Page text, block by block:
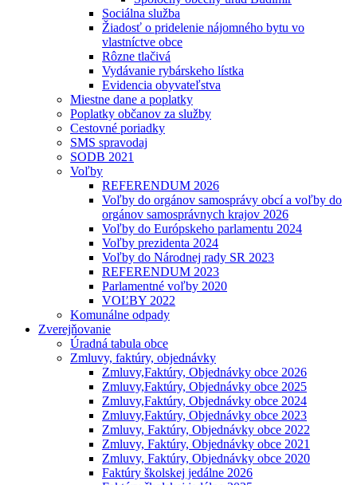
Sociálna služba
Žiadosť o pridelenie nájomného bytu vo
vlastníctve obce
Rôzne tlačivá
Vydávanie rybárskeho lístka
Evidencia obyvateľstva
Miestne dane a poplatky
Poplatky občanov za služby
Cestovné poriadky
SMS spravodaj
SODB 2021
Voľby
REFERENDUM 2026
Voľby do orgánov samosprávy obcí a voľby do
orgánov samosprávnych krajov 2026
Voľby do Európskeho parlamentu 2024
Voľby prezidenta 2024
Voľby do Národnej rady SR 2023
REFERENDUM 2023
Parlamentné voľby 2020
VOĽBY 2022
Komunálne odpady
Zverejňovanie
Úradná tabula obce
Zmluvy, faktúry, objednávky
Zmluvy,Faktúry, Objednávky obce 2026
Zmluvy,Faktúry, Objednávky obce 2025
Zmluvy,Faktúry, Objednávky obce 2024
Zmluvy,Faktúry, Objednávky obce 2023
Zmluvy, Faktúry, Objednávky obce 2022
Zmluvy, Faktúry, Objednávky obce 2021
Zmluvy, Faktúry, Objednávky obce 2020
Faktúry školskej jedálne 2026